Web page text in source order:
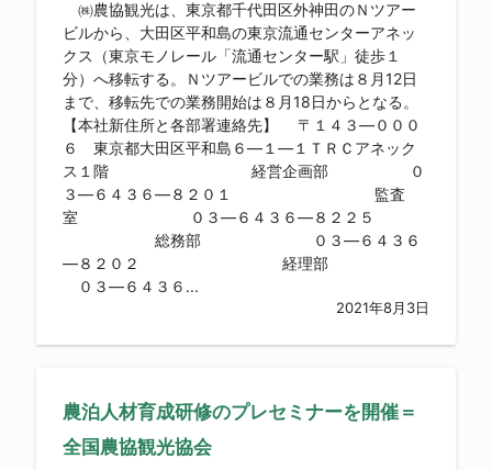
㈱農協観光は、東京都千代田区外神田のＮツアー
ビルから、大田区平和島の東京流通センターアネッ
クス（東京モノレール「流通センター駅」徒歩１
分）へ移転する。Ｎツアービルでの業務は８月12日
まで、移転先での業務開始は８月18日からとなる。
【本社新住所と各部署連絡先】 〒１４３―０００
６ 東京都大田区平和島６―１―１ＴＲＣアネック
ス１階 経営企画部 ０
３―６４３６―８２０１ 監査
室 ０３―６４３６―８２２５
総務部 ０３―６４３６
―８２０２ 経理部
０３―６４３６...
2021年8月3日
農泊人材育成研修のプレセミナーを開催＝
全国農協観光協会